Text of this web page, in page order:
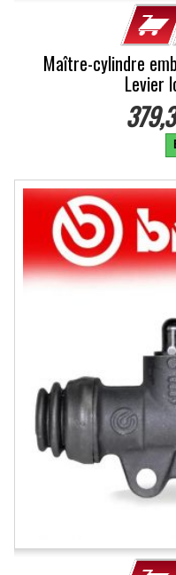
Maître-cylindre
Levier
-6%